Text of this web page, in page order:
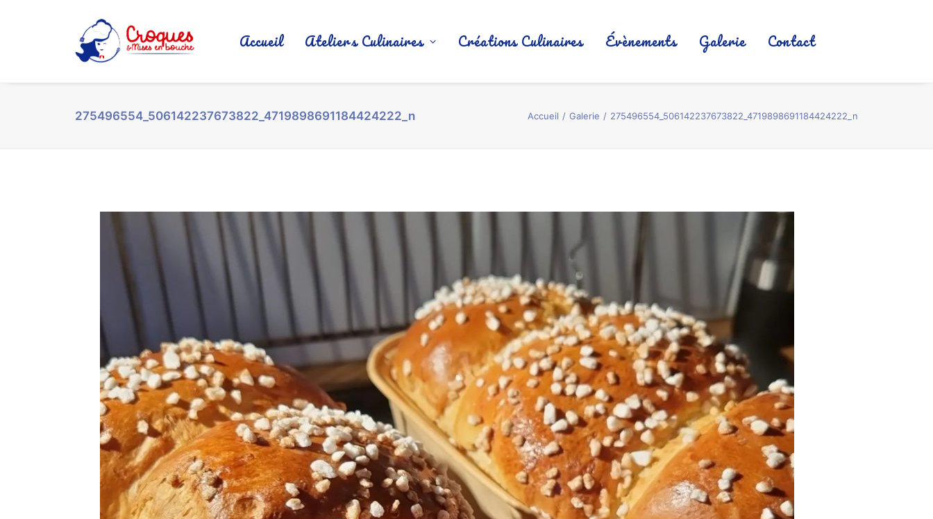
Accueil Ateliers Culinaires Créations Culinaires Évènements Galerie Contact
275496554_506142237673822_4719898691184424222_n Accueil Galerie 275496554_506142237673822_4719898691184424222_n